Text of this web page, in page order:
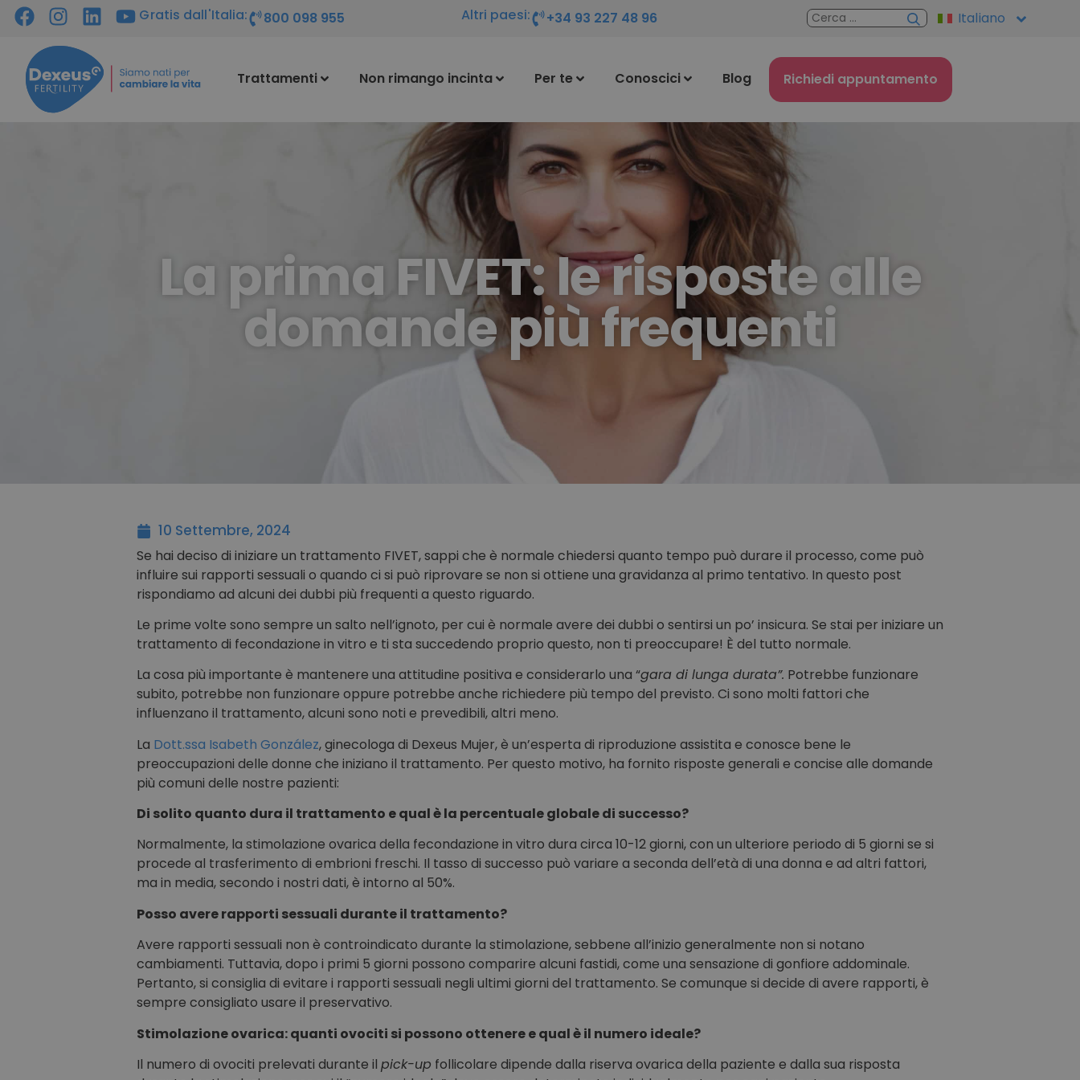
Gratis dall'Italia: 800 098 955 Altri paesi: +34 93 227 48 96 Italiano
Trattamenti Non rimango incinta Per te Conoscici Blog Richiedi appuntamento
La prima FIVET: le risposte alle
domande più frequenti
10 Settembre, 2024
Se hai deciso di iniziare un trattamento FIVET, sappi che è normale chiedersi quanto tempo può durare il processo, come può
influire sui rapporti sessuali o quando ci si può riprovare se non si ottiene una gravidanza al primo tentativo. In questo post
rispondiamo ad alcuni dei dubbi più frequenti a questo riguardo.
Le prime volte sono sempre un salto nell’ignoto, per cui è normale avere dei dubbi o sentirsi un po’ insicura. Se stai per iniziare un
trattamento di fecondazione in vitro e ti sta succedendo proprio questo, non ti preoccupare! È del tutto normale.
La cosa più importante è mantenere una attitudine positiva e considerarlo una “gara di lunga durata”. Potrebbe funzionare
subito, potrebbe non funzionare oppure potrebbe anche richiedere più tempo del previsto. Ci sono molti fattori che
influenzano il trattamento, alcuni sono noti e prevedibili, altri meno.
La Dott.ssa Isabeth González, ginecologa di Dexeus Mujer, è un’esperta di riproduzione assistita e conosce bene le
preoccupazioni delle donne che iniziano il trattamento. Per questo motivo, ha fornito risposte generali e concise alle domande
più comuni delle nostre pazienti:
Di solito quanto dura il trattamento e qual è la percentuale globale di successo?
Normalmente, la stimolazione ovarica della fecondazione in vitro dura circa 10-12 giorni, con un ulteriore periodo di 5 giorni se si
procede al trasferimento di embrioni freschi. Il tasso di successo può variare a seconda dell’età di una donna e ad altri fattori,
ma in media, secondo i nostri dati, è intorno al 50%.
Posso avere rapporti sessuali durante il trattamento?
Avere rapporti sessuali non è controindicato durante la stimolazione, sebbene all’inizio generalmente non si notano
cambiamenti. Tuttavia, dopo i primi 5 giorni possono comparire alcuni fastidi, come una sensazione di gonfiore addominale.
Pertanto, si consiglia di evitare i rapporti sessuali negli ultimi giorni del trattamento. Se comunque si decide di avere rapporti, è
sempre consigliato usare il preservativo.
Stimolazione ovarica: quanti ovociti si possono ottenere e qual è il numero ideale?
Il numero di ovociti prelevati durante il pick-up follicolare dipende dalla riserva ovarica della paziente e dalla sua risposta